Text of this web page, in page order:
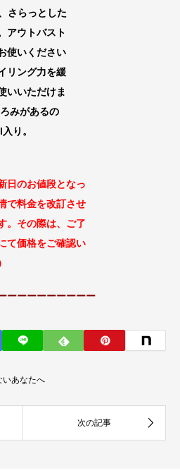
さらっとした
アウトバスト
使いください
リング力を緩
いいただけま
みがあるの
り。
日のお値段となっ
で料金を改訂させ
。 その際は、ご了
て価格をご確認い
ーーーーーーーーー
あなたへ